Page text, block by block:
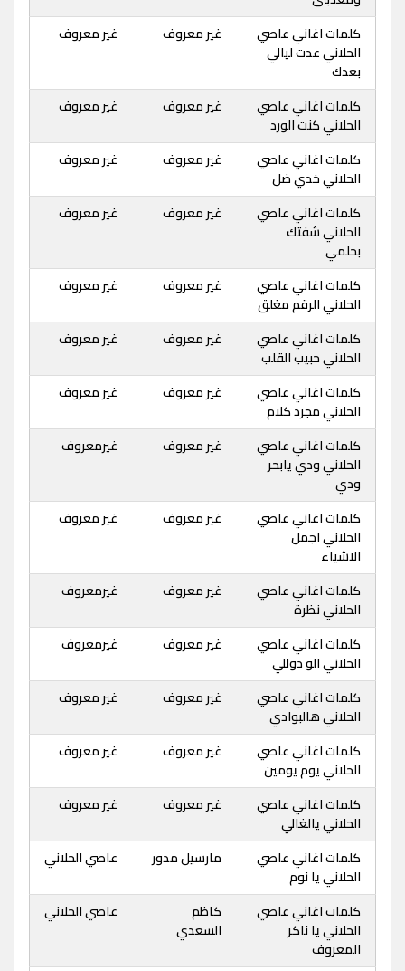
كلمات اغاني عاصي
الحلاني عدت ليالي
بعدك
غير معروف غير معروف
كلمات اغاني عاصي
الحلاني كنت الورد
غير معروف غير معروف
كلمات اغاني عاصي
الحلاني خدي ضل
غير معروف غير معروف
كلمات اغاني عاصي
الحلاني شفتك
بحلمي
غير معروف غير معروف
كلمات اغاني عاصي
الحلاني الرقم مغلق
غير معروف غير معروف
كلمات اغاني عاصي
الحلاني حبيب القلب
غير معروف غير معروف
كلمات اغاني عاصي
الحلاني مجرد كلام
غير معروف غير معروف
كلمات اغاني عاصي
الحلاني ودي يابحر
ودي
غير معروف غيرمعروف
كلمات اغاني عاصي
الحلاني اجمل
الاشياء
غير معروف غير معروف
كلمات اغاني عاصي
الحلاني نظرة
غير معروف غيرمعروف
كلمات اغاني عاصي
الحلاني الو دوللي
غير معروف غيرمعروف
كلمات اغاني عاصي
الحلاني هالبوادي
غير معروف غير معروف
كلمات اغاني عاصي
الحلاني يوم يومين
غير معروف غير معروف
كلمات اغاني عاصي
الحلاني يالغالي
غير معروف غير معروف
كلمات اغاني عاصي
الحلاني يا نوم
مارسيل مدور عاصي الحلاني
كلمات اغاني عاصي
الحلاني يا ناكر
المعروف
كاظم
السعدي
عاصي الحلاني